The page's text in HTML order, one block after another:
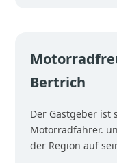
Bertrich
Der Gastgeber ist
Motorradfahrer.
der Region auf